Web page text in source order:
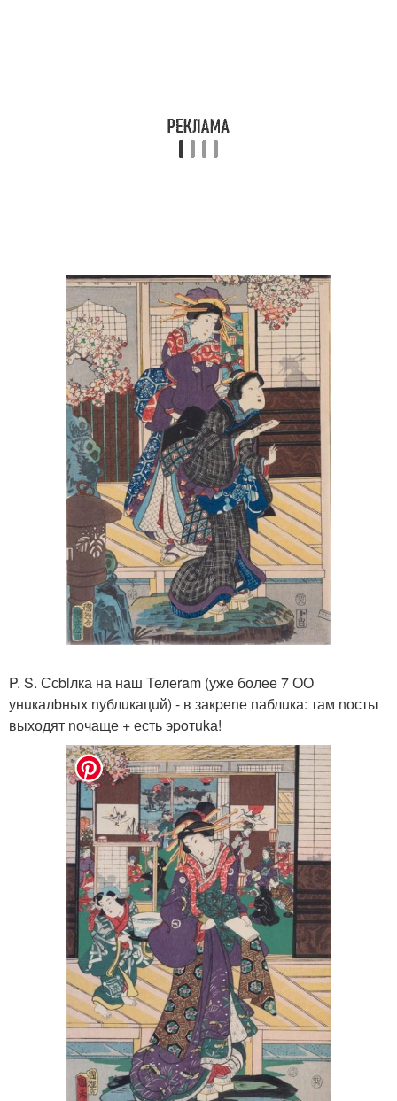
P. S. Ссblлка на наш Телеram (уже более 7 ОО
унuкалbных nублuкацuй) - в закpеnе nаблuка: там nосты
выходят nочаще + есть эpoтukа!